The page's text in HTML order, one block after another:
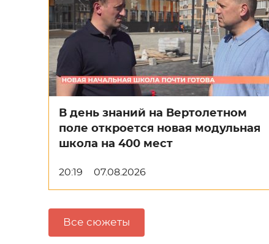
В день знаний на Вертолетном
поле откроется новая модульная
школа на 400 мест
20:19 07.08.2026
Все сюжеты